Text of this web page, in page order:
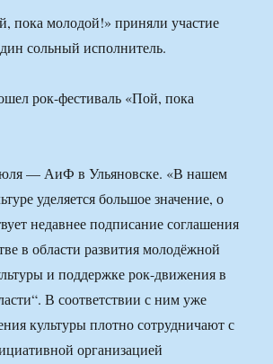
пока молодой!» приняли участие
сольный исполнитель.
— АиФ в Ульяновске. «В нашем
уделяется большое значение, о
недавнее подписание соглашения
в области развития молодёжной
и поддержке рок-движения в
В соответствии с ним уже
культуры плотно сотрудничают с
организацией